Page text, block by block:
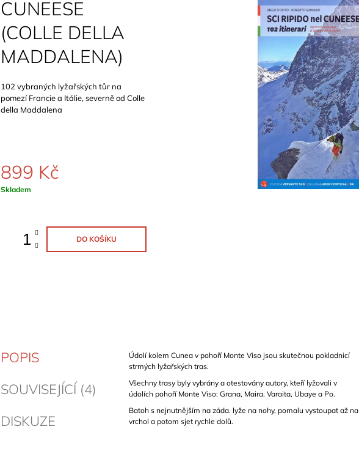
CUNEESE
(COLLE DELLA
MADDALENA)
102 vybraných lyžařských tůr na
pomezí Francie a Itálie, severně od Colle
della Maddalena
899 Kč
Měrná
Skladem
DO KOŠÍKU
POPIS
SOUVISEJÍCÍ (4)
DISKUZE
Údolí kolem Cunea v pohoří Monte Viso jsou skutečnou pokladnicí
strmých lyžařských tras.
Všechny trasy byly vybrány a otestovány autory, kteří lyžovali v
údolích pohoří Monte Viso: Grana, Maira, Varaita, Ubaye a Po.
Batoh s nejnutnějším na záda. lyže na nohy, pomalu vystoupat až na
vrchol a potom sjet rychle dolů.
799 Kč